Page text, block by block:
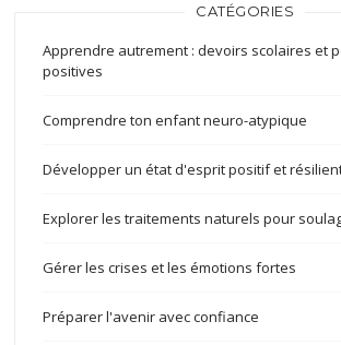
CATÉGORIES
Apprendre autrement : devoirs scolaires et
positives
Comprendre ton enfant neuro-atypique
Développer un état d'esprit positif et
Explorer les traitements naturels pour
Gérer les crises et les émotions fortes
Préparer l'avenir avec confiance